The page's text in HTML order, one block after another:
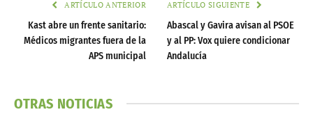
ARTÍCULO ANTERIOR
Kast abre un frente sanitario:
Médicos migrantes fuera de la
APS municipal
ARTÍCULO SIGUIENTE
Abascal y Gavira avisan al PSOE
y al PP: Vox quiere condicionar
Andalucía
OTRAS NOTICIAS